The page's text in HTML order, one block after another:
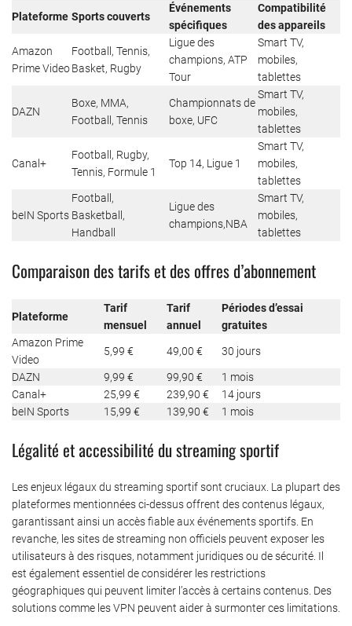
Plateforme Sports couverts
Événements
spécifiques
Compatibilité
des appareils
Amazon
Prime Video
Football, Tennis,
Basket, Rugby
Ligue des
champions, ATP
Tour
Smart TV,
mobiles,
tablettes
DAZN
Boxe, MMA,
Football, Tennis
Championnats de
boxe, UFC
Smart TV,
mobiles,
tablettes
Canal+
Football, Rugby,
Tennis, Formule 1
Top 14, Ligue 1
Smart TV,
mobiles,
tablettes
beIN Sports
Football,
Basketball,
Handball
Ligue des
champions,NBA
Smart TV,
mobiles,
tablettes
Comparaison des tarifs et des offres d’abonnement
Plateforme
Tarif
mensuel
Tarif
annuel
Périodes d’essai
gratuites
Amazon Prime
Video
5,99 € 49,00 € 30 jours
DAZN 9,99 € 99,90 €
1 mois
Canal+
25,99 € 239,90 €
14 jours
beIN Sports
15,99 € 139,90 € 1 mois
Légalité et accessibilité du streaming sportif
Les enjeux légaux du streaming sportif sont cruciaux. La plupart des
plateformes mentionnées ci-dessus offrent des contenus légaux,
garantissant ainsi un accès fiable aux événements sportifs. En
revanche, les sites de streaming non officiels peuvent exposer les
utilisateurs à des risques, notamment juridiques ou de sécurité. Il
est également essentiel de considérer les restrictions
géographiques qui peuvent limiter l’accès à certains contenus. Des
solutions comme les VPN peuvent aider à surmonter ces limitations.